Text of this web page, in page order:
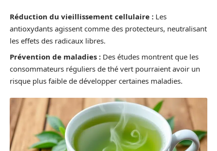
Réduction du vieillissement cellulaire : Les
antioxydants agissent comme des protecteurs, neutralisant
les effets des radicaux libres.
Prévention de maladies : Des études montrent que les
consommateurs réguliers de thé vert pourraient avoir un
risque plus faible de développer certaines maladies.